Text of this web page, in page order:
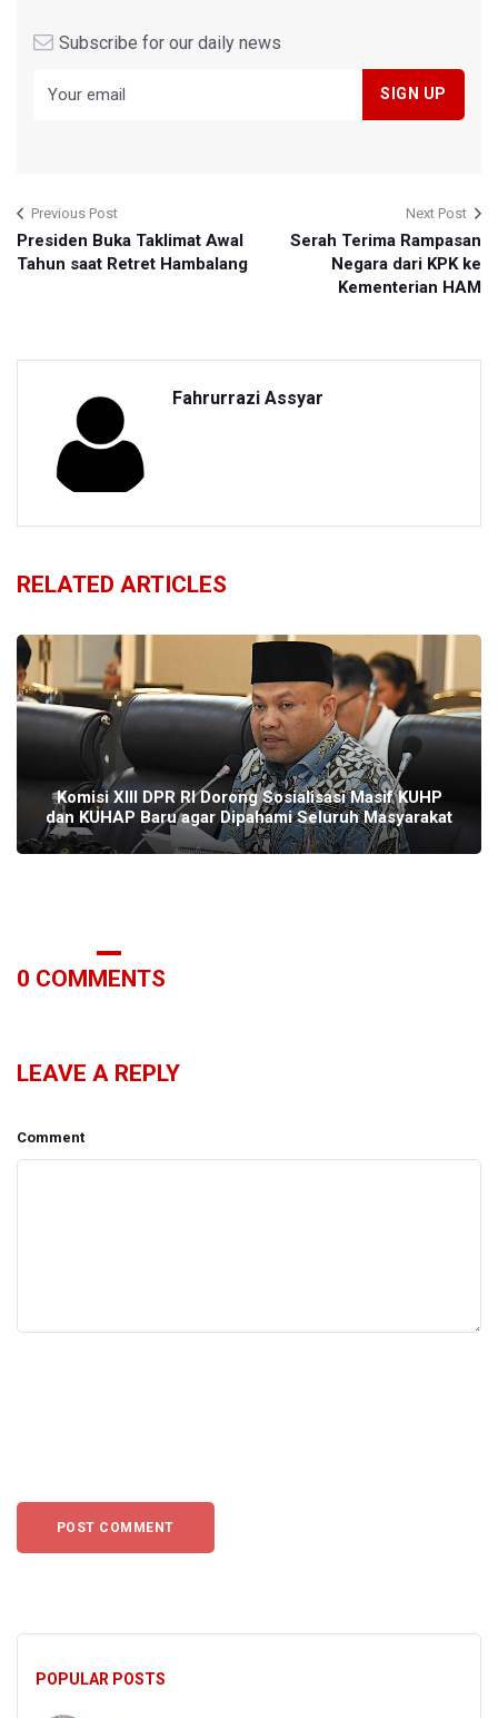
Subscribe for our daily news
Previous Post
Presiden Buka Taklimat Awal
Tahun saat Retret Hambalang
Next Post
Serah Terima Rampasan
Negara dari KPK ke
Kementerian HAM
Fahrurrazi Assyar
RELATED ARTICLES
Komisi XIII DPR RI Dorong Sosialisasi Masif KUHP
dan KUHAP Baru agar Dipahami Seluruh Masyarakat
0 COMMENTS
LEAVE A REPLY
Comment
POPULAR POSTS